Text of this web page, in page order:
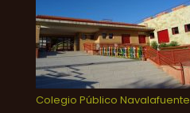
Colegio Público Navalafuente